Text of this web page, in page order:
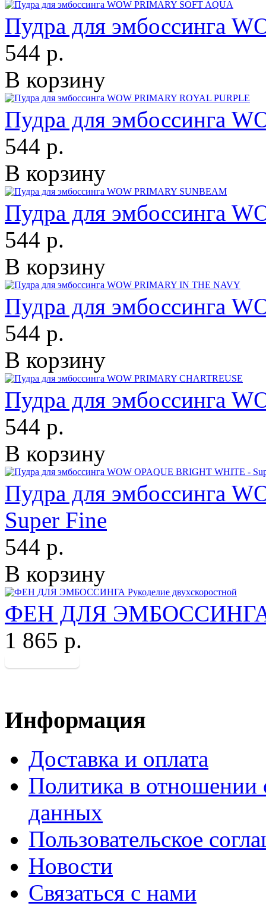
Пудра для эмбоссинга
544 р.
В корзину
Пудра для эмбоссинга
544 р.
В корзину
Пудра для эмбоссинга
544 р.
В корзину
Пудра для эмбоссинга
544 р.
В корзину
Пудра для эмбоссинга
544 р.
В корзину
Пудра для эмбоссинга
Super Fine
544 р.
В корзину
ФЕН ДЛЯ ЭМБОССИНГА
1 865 р.
Информация
Доставка и оплата
Политика в отношении
данных
Пользовательское
Новости
Связаться с нами